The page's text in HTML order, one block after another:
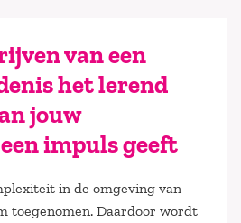
van een
het lerend
jouw
impuls geeft
in de omgeving van
toegenomen. Daardoor wordt